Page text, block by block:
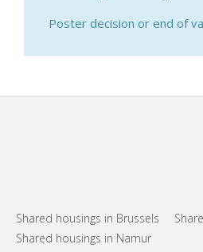
Poster decision or end of
Shared housings in Brussels
Shared housings in Namur